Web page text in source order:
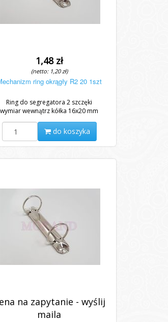
1,48 zł
(netto: 1,20 zł)
ring okrągły R2 20 1szt
Ring do segregatora 2 szczęki
wymiar wewnątrz kółka 16x20 mm
do koszyka
na zapytanie - wyślij
maila